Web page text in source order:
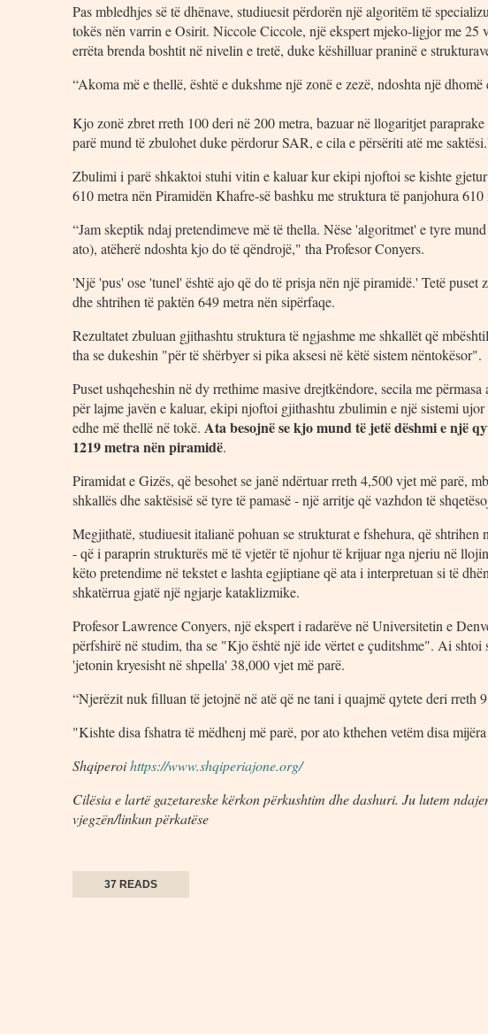
Pas mbledhjes së të dhënave, studiuesit përdorën një algoritëm të
tokës nën varrin e Osirit. Niccole Ciccole, një ekspert mjeko-ligjor me 25
errëta brenda boshtit në nivelin e tretë, duke këshilluar praninë e
“Akoma më e thellë, është e dukshme një zonë e zezë, ndoshta një
Kjo zonë zbret rreth 100 deri në 200 metra, bazuar në llogaritjet
parë mund të zbulohet duke përdorur SAR, e cila e përsëriti atë me saktësi.'
Zbulimi i parë shkaktoi stuhi vitin e kaluar kur ekipi njoftoi se kishte gjetur
610 metra nën Piramidën Khafre-së bashku me struktura të panjohura 610
“Jam skeptik ndaj pretendimeve më të thella. Nëse 'algoritmet' e tyre
ato), atëherë ndoshta kjo do të qëndrojë," tha Profesor Conyers.
'Një 'pus' ose 'tunel' është ajo që do të prisja nën një piramidë.' Tetë puset
dhe shtrihen të paktën 649 metra nën sipërfaqe.
Rezultatet zbuluan gjithashtu struktura të ngjashme me shkallët që
tha se dukeshin "për të shërbyer si pika aksesi në këtë sistem nëntokësor".
Puset ushqeheshin në dy rrethime masive drejtkëndore, secila me
për lajme javën e kaluar, ekipi njoftoi gjithashtu zbulimin e një sistemi
edhe më thellë në tokë. Ata besojnë se kjo mund të jetë dëshmi e një
1219 metra nën piramidë.
Piramidat e Gizës, që besohet se janë ndërtuar rreth 4,500 vjet më parë,
shkallës dhe saktësisë së tyre të pamasë - një arritje që vazhdon të
Megjithatë, studiuesit italianë pohuan se strukturat e fshehura, që
- që i paraprin strukturës më të vjetër të njohur të krijuar nga njeriu në
këto pretendime në tekstet e lashta egjiptiane që ata i interpretuan si të
shkatërrua gjatë një ngjarje kataklizmike.
Profesor Lawrence Conyers, një ekspert i radarëve në Universitetin e
përfshirë në studim, tha se "Kjo është një ide vërtet e çuditshme". Ai shtoi
'jetonin kryesisht në shpella' 38,000 vjet më parë.
“Njerëzit nuk filluan të jetojnë në atë që ne tani i quajmë qytete deri rreth
"Kishte disa fshatra të mëdhenj më parë, por ato kthehen vetëm disa
Shqiperoihttps://www.shqiperiajone.org/
Cilësia e lartë gazetareske kërkon përkushtim dhe dashuri. Ju lutem
vjegzën/linkun përkatëse
37 READS